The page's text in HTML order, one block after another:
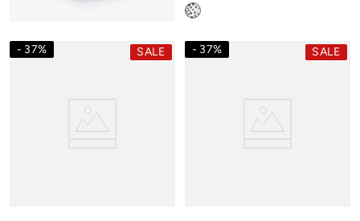
37% SALE 37% SALE